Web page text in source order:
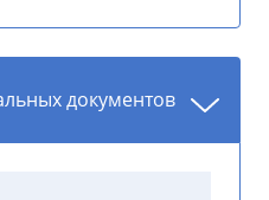
документов